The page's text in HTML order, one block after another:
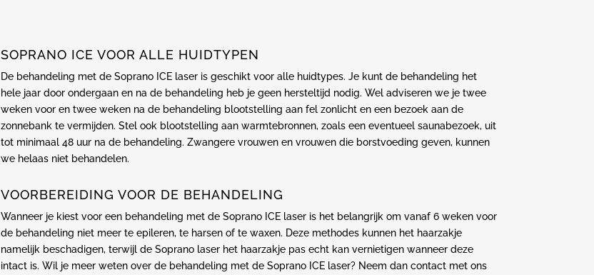
SOPRANO ICE VOOR ALLE HUIDTYPEN
De behandeling met de Soprano ICE laser is geschikt voor alle huidtypes. Je kunt de behandeling het
hele jaar door ondergaan en na de behandeling heb je geen hersteltijd nodig. Wel adviseren we je twee
weken voor en twee weken na de behandeling blootstelling aan fel zonlicht en een bezoek aan de
zonnebank te vermijden. Stel ook blootstelling aan warmtebronnen, zoals een eventueel saunabezoek, uit
tot minimaal 48 uur na de behandeling. Zwangere vrouwen en vrouwen die borstvoeding geven, kunnen
we helaas niet behandelen.
VOORBEREIDING VOOR DE BEHANDELING
Wanneer je kiest voor een behandeling met de Soprano ICE laser is het belangrijk om vanaf 6 weken voor
de behandeling niet meer te epileren, te harsen of te waxen. Deze methodes kunnen het haarzakje
namelijk beschadigen, terwijl de Soprano laser het haarzakje pas echt kan vernietigen wanneer deze
intact is. Wil je meer weten over de behandeling met de Soprano ICE laser? Neem dan contact met ons